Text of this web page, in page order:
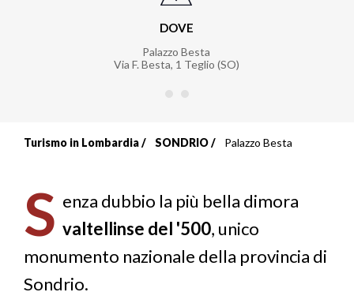
DOVE
Palazzo Besta
Via F. Besta, 1 Teglio (SO)
di
pane
Turismo in Lombardia SONDRIO Palazzo Besta
S enza dubbio la più bella dimora
valtellinse del '500, unico
monumento nazionale della provincia di
Sondrio.